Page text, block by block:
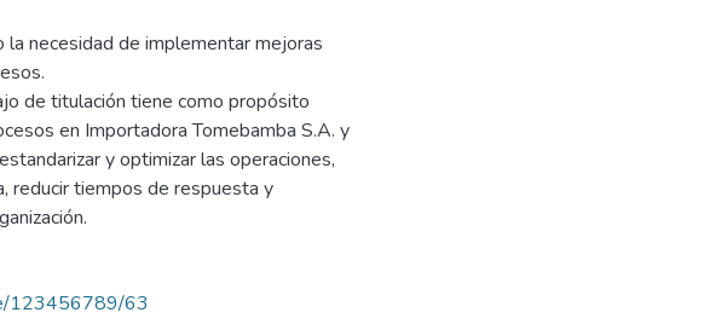
necesidad de implementar mejoras
de titulación tiene como propósito
en Importadora Tomebamba S.A. y
y optimizar las operaciones,
reducir tiempos de respuesta y
123456789/63